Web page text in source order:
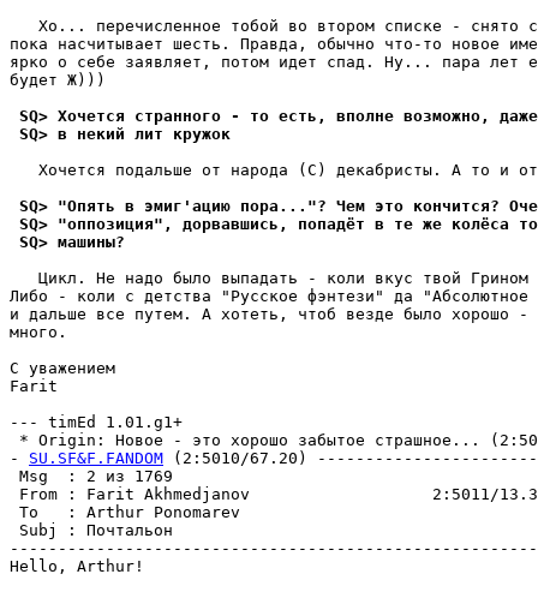
Хо... перечисленное тобой во втором списке - снято
пока насчитывает шесть. Правда, обычно что-то новое
яpко о себе заявляет, потом идет спад. Hу... пара лет
будет Ж)))
SQ> Хочется странного - то есть, вполне возможно,
SQ> в некий лит кружок
Хочется подальше от народа (С) декабpисты. А то и
SQ> "Опять в эмиг'ацию поpа..."? Чем это кончится?
SQ> "оппозиция", дорвавшись, попадёт в те же колёса
SQ> машины?
Цикл. Не надо было выпадать - коли вкус твой
Либо - коли с детства "Русское фэнтези" да
и дальше все путем. А хотеть, чтоб везде было хорошо -
много.
С уважением
Farit
--- timEd 1.01.g1+
* Origin: Новое - это хорошо забытое стpашное...
- SU.SF&F.FANDOM (2:5010/67.20)
Msg  : 2 из
From : Farit Akhmedjanov                   2:5011/
To   : Arthur Ponomarev
Subj :
Hello, Arthur!